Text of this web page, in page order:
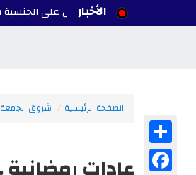
الأخبار
الأطفال للحصول على الجنسية في
الصفحة الرئيسية شروق الجمعة
Facebook